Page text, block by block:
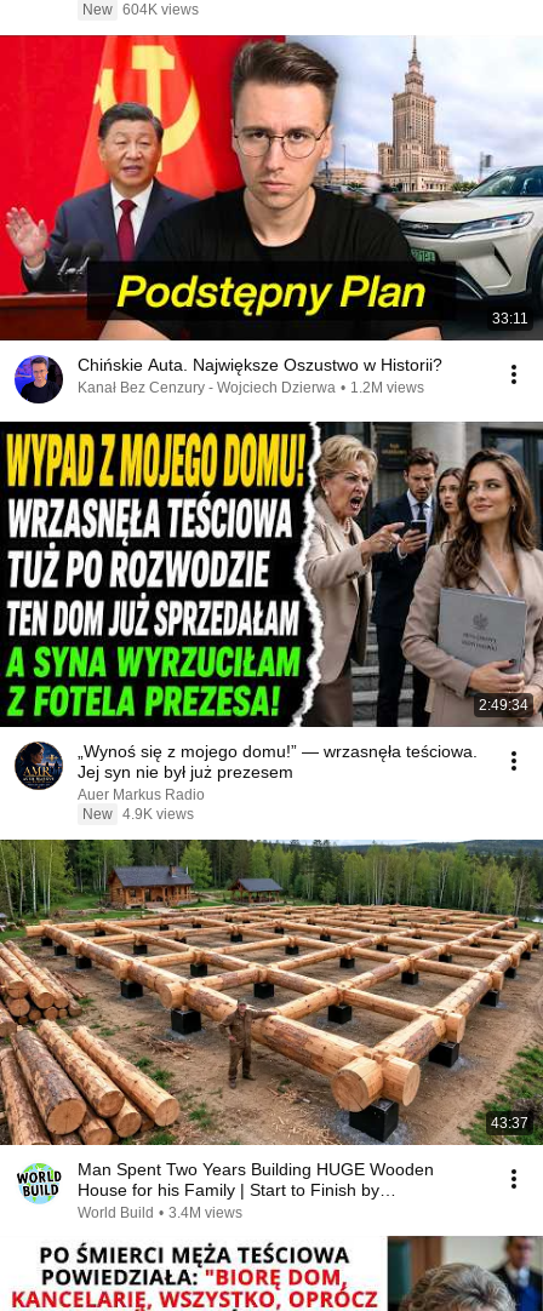
New 604K views
33:11
Chińskie Auta. Największe Oszustwo w Historii?
Kanał Bez Cenzury - Wojciech Dzierwa • 1.2M views
2:49:34
„Wynoś się z mojego domu!” — wrzasnęła teściowa.
Jej syn nie był już prezesem
Auer Markus Radio
New 4.9K views
43:37
Man Spent Two Years Building HUGE Wooden
House for his Family | Start to Finish by
@bjornbrenton
World Build • 3.4M views